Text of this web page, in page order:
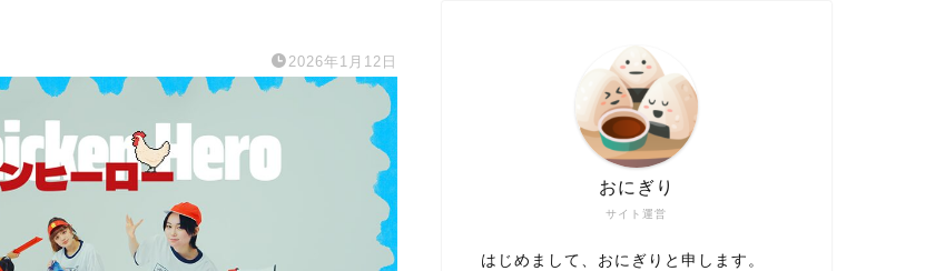
2026年1月12日
サイト運営
おにぎり
はじめまして、おにぎりと申します。